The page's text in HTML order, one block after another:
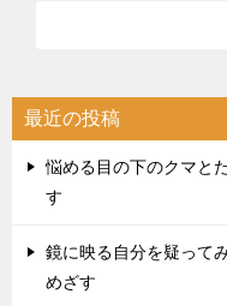
最近の投稿
悩める目の下のクマと
す
鏡に映る自分を疑って
めざす